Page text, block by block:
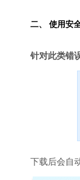
二、 使用安
针对此类错
下载后会自